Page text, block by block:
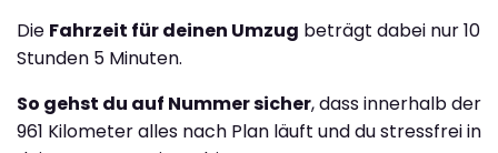
Die Fahrzeit für deinen Umzug beträgt dabei nur 10
Stunden 5 Minuten.
So gehst du auf Nummer sicher, dass innerhalb der
961 Kilometer alles nach Plan läuft und du stressfrei in